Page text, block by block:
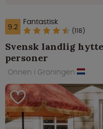
9.2 Fantastisk
(118)
Svensk landlig hytte
personer
Onnen i Groningen